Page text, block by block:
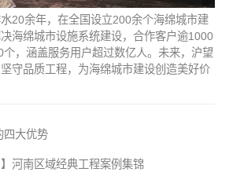
20余年，在全国设立200余个海绵城市建
海绵城市设施系统建设，合作客户逾1000
，涵盖服务用户超过数亿人。未来，沪望
守品质工程，为海绵城市建设创造美好价
四大优势
】河南区域经典工程案例集锦